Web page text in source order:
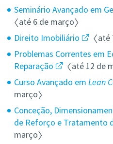
Seminário Avançado em
〈até 6 de março〉
Direito Imobiliário
〈até
Problemas Correntes em
Reparação
〈até 12 de
Curso Avançado em Lean
março〉
Conceção,
de Reforço e Tratamento
março〉